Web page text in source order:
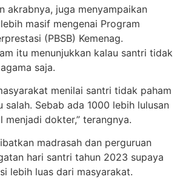
akrabnya, juga menyampaikan
masif mengenai Program
(PBSB) Kemenag.
itu menunjukkan kalau santri tidak
saja.
menilai santri tidak paham
salah. Sebab ada 1000 lebih lulusan
menjadi dokter,” terangnya.
madrasah dan perguruan
hari santri tahun 2023 supaya
lebih luas dari masyarakat.